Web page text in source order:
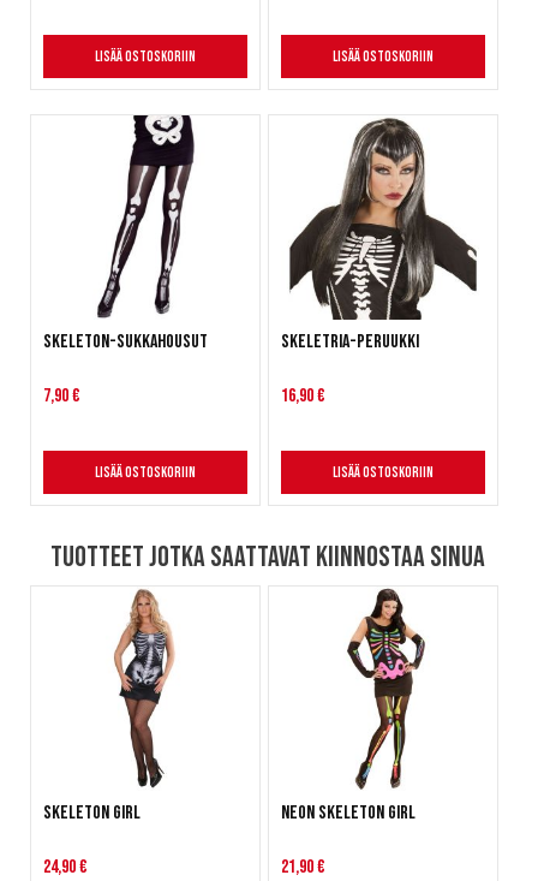
Lisää ostoskoriin Lisää ostoskoriin
Skeleton-sukkahousut
7,90 €
Lisää ostoskoriin
Skeletria-peruukki
16,90 €
Lisää ostoskoriin
Tuotteet jotka saattavat kiinnostaa sinua
Skeleton girl
24,90 €
Neon Skeleton Girl
21,90 €